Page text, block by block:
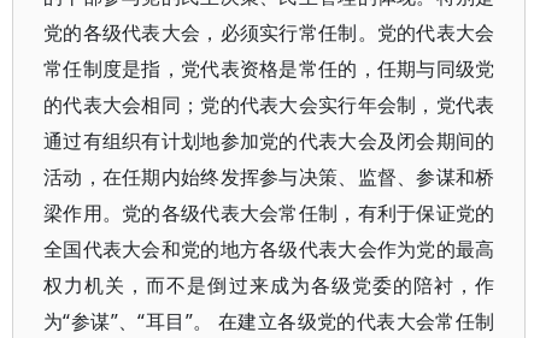
党的各级代表大会，必须实行常任制。党的代表大会
常任制度是指，党代表资格是常任的，任期与同级党
的代表大会相同；党的代表大会实行年会制，党代表
通过有组织有计划地参加党的代表大会及闭会期间的
活动，在任期内始终发挥参与决策、监督、参谋和桥
梁作用。党的各级代表大会常任制，有利于保证党的
全国代表大会和党的地方各级代表大会作为党的最高
权力机关，而不是倒过来成为各级党委的陪衬，作
为“参谋”、“耳目”。 在建立各级党的代表大会常任制